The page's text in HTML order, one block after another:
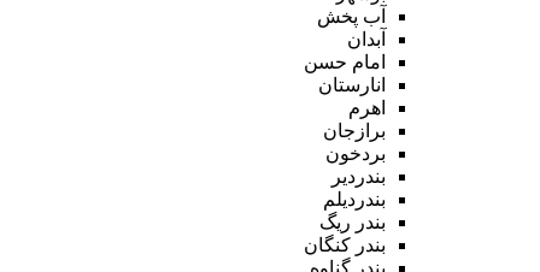
آب پخش
آبدان
امام حسن
انارستان
اهرم
برازجان
بردخون
بندردیر
بندردیلم
بندر ریگ
بندر کنگان
بندر گناوه